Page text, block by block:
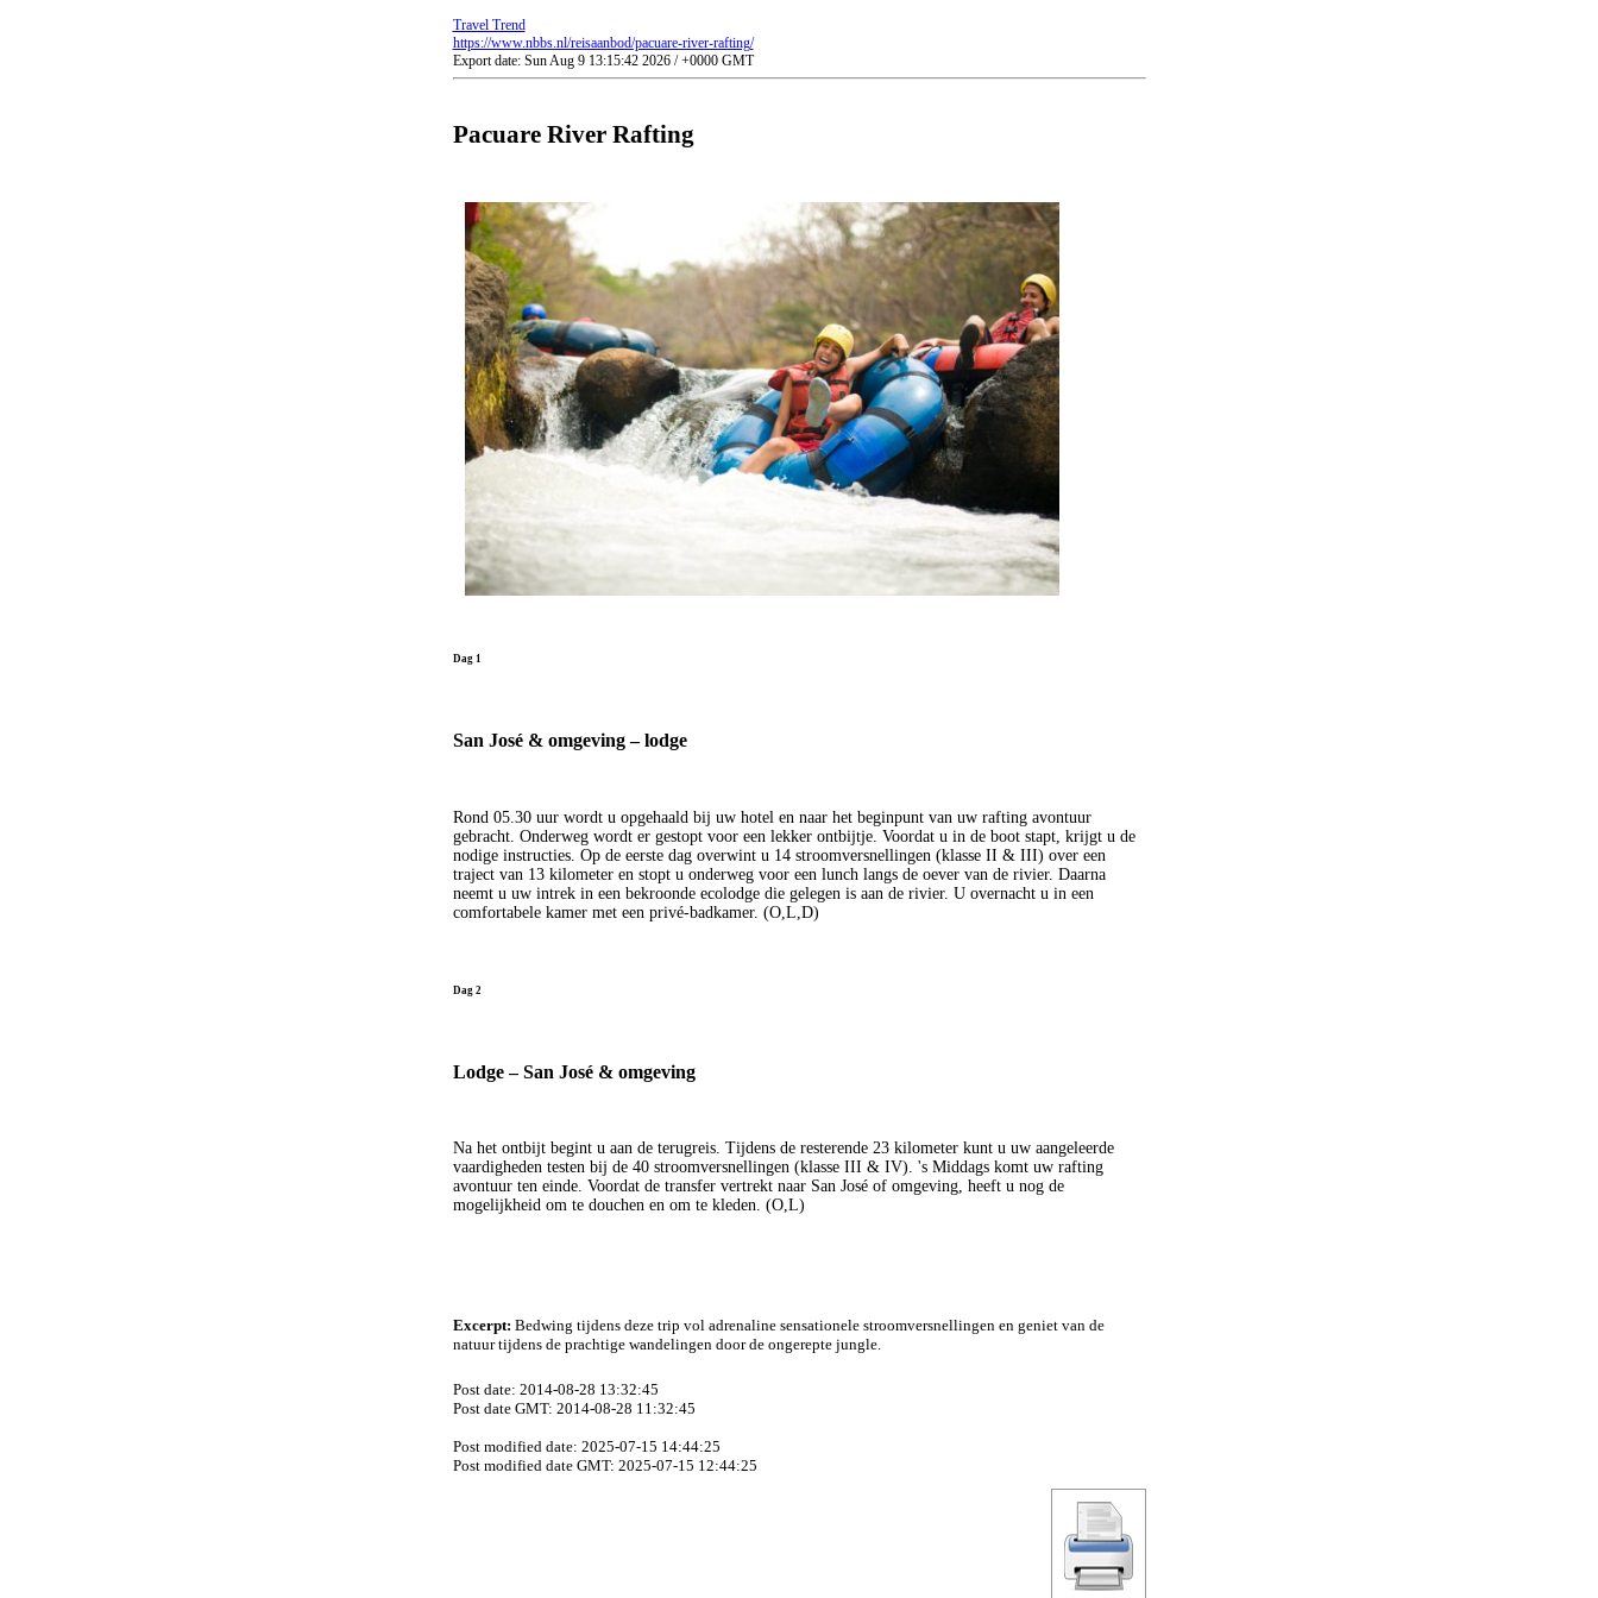
Travel Trend
https://www.nbbs.nl/reisaanbod/pacuare-river-rafting/
Export date: Sun Aug 9 13:15:42 2026 / +0000 GMT
Pacuare River Rafting
Dag 1
San José & omgeving – lodge
Rond 05.30 uur wordt u opgehaald bij uw hotel en naar het beginpunt van uw rafting avontuur
gebracht. Onderweg wordt er gestopt voor een lekker ontbijtje. Voordat u in de boot stapt, krijgt u de
nodige instructies. Op de eerste dag overwint u 14 stroomversnellingen (klasse II & III) over een
traject van 13 kilometer en stopt u onderweg voor een lunch langs de oever van de rivier. Daarna
neemt u uw intrek in een bekroonde ecolodge die gelegen is aan de rivier. U overnacht u in een
comfortabele kamer met een privé-badkamer. (O,L,D)
Dag 2
Lodge – San José & omgeving
Na het ontbijt begint u aan de terugreis. Tijdens de resterende 23 kilometer kunt u uw aangeleerde
vaardigheden testen bij de 40 stroomversnellingen (klasse III & IV). 's Middags komt uw rafting
avontuur ten einde. Voordat de transfer vertrekt naar San José of omgeving, heeft u nog de
mogelijkheid om te douchen en om te kleden. (O,L)
Excerpt: Bedwing tijdens deze trip vol adrenaline sensationele stroomversnellingen en geniet van de
natuur tijdens de prachtige wandelingen door de ongerepte jungle.
Post date: 2014-08-28 13:32:45
Post date GMT: 2014-08-28 11:32:45
Post modified date: 2025-07-15 14:44:25
Post modified date GMT: 2025-07-15 12:44:25